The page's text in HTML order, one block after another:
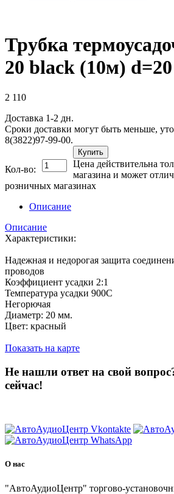
Трубка
20 black (10м)
2 110
Доставка 1-2 дн.
Сроки доставки могут быть меньше,
8(3822)97-99-00.
Кол-во:
Купить
Цена действительна
магазина и может
розничных магазинах
Описание
Описание
Характеристики:
Надежная и недорогая защита
проводов
Коэффициент усадки 2:1
Температура усадки 900С
Негорючая
Диаметр: 20 мм.
Цвет: красный
Показать на карте
Не нашли ответ на свой
сейчас!
О нас
"АвтоАудиоЦентр" торгово-